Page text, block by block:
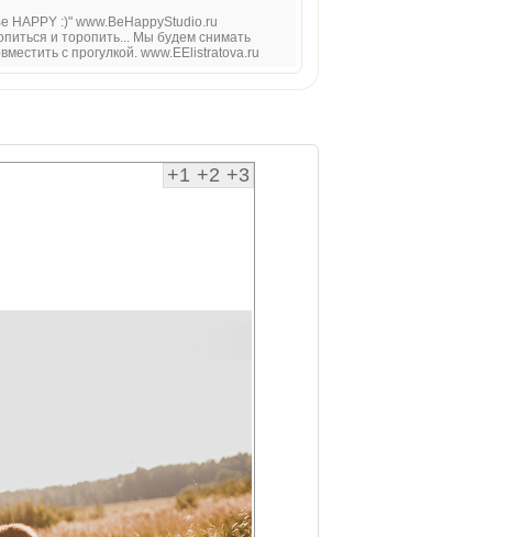
:)" www.BeHappyStudio.ru
и торопить... Мы будем снимать
с прогулкой. www.EElistratova.ru
+1 +2 +3